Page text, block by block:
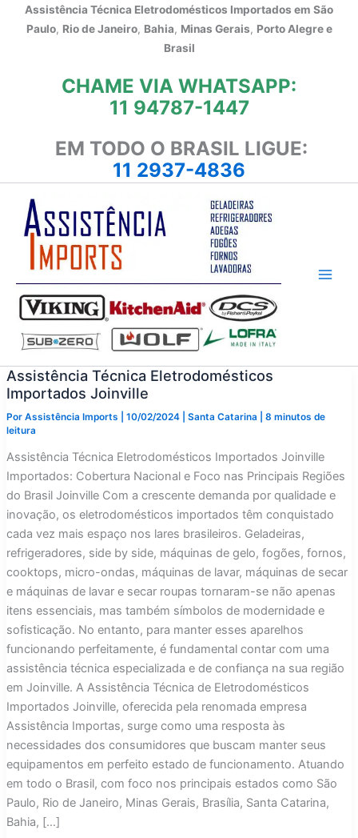
Assistência Técnica Eletrodomésticos Importados em São
Paulo, Rio de Janeiro, Bahia, Minas Gerais, Porto Alegre e
Brasil
CHAME VIA WHATSAPP:
11 94787-1447
EM TODO O BRASIL LIGUE:
11 2937-4836
Assistência Técnica Eletrodomésticos
Importados Joinville
Por Assistência Imports 10/02/2024 Santa Catarina
8 minutos de
leitura
Assistência Técnica Eletrodomésticos Importados Joinville
Importados: Cobertura Nacional e Foco nas Principais Regiões
do Brasil Joinville Com a crescente demanda por qualidade e
inovação, os eletrodomésticos importados têm conquistado
cada vez mais espaço nos lares brasileiros. Geladeiras,
refrigeradores, side by side, máquinas de gelo, fogões, fornos,
cooktops, micro-ondas, máquinas de lavar, máquinas de secar
e máquinas de lavar e secar roupas tornaram-se não apenas
itens essenciais, mas também símbolos de modernidade e
sofisticação. No entanto, para manter esses aparelhos
funcionando perfeitamente, é fundamental contar com uma
assistência técnica especializada e de confiança na sua região
em Joinville. A Assistência Técnica de Eletrodomésticos
Importados Joinville, oferecida pela renomada empresa
Assistência Importas, surge como uma resposta às
necessidades dos consumidores que buscam manter seus
equipamentos em perfeito estado de funcionamento. Atuando
em todo o Brasil, com foco nos principais estados como São
Paulo, Rio de Janeiro, Minas Gerais, Brasília, Santa Catarina,
Bahia, […]